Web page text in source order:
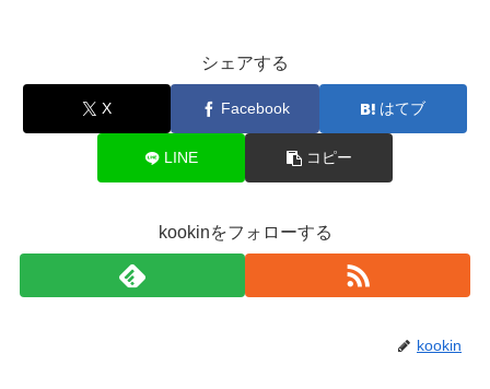
シェアする
X Facebook はてブ
LINE コピー
kookinをフォローする
kookin